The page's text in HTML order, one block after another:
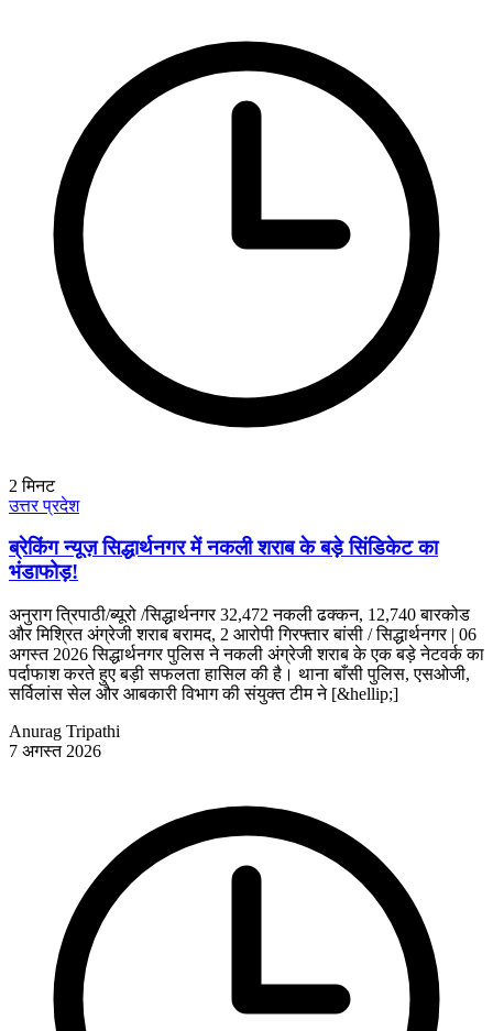
2 मिनट
उत्तर प्रदेश
ब्रेकिंग न्यूज़ सिद्धार्थनगर में नकली शराब के बड़े सिंडिकेट का
भंडाफोड़!
अनुराग त्रिपाठी/ब्यूरो /सिद्धार्थनगर 32,472 नकली ढक्कन, 12,740 बारकोड
और मिश्रित अंग्रेजी शराब बरामद, 2 आरोपी गिरफ्तार बांसी / सिद्धार्थनगर | 06
अगस्त 2026 सिद्धार्थनगर पुलिस ने नकली अंग्रेजी शराब के एक बड़े नेटवर्क का
पर्दाफाश करते हुए बड़ी सफलता हासिल की है। थाना बाँसी पुलिस, एसओजी,
सर्विलांस सेल और आबकारी विभाग की संयुक्त टीम ने [&hellip;]
Anurag Tripathi
7 अगस्त 2026